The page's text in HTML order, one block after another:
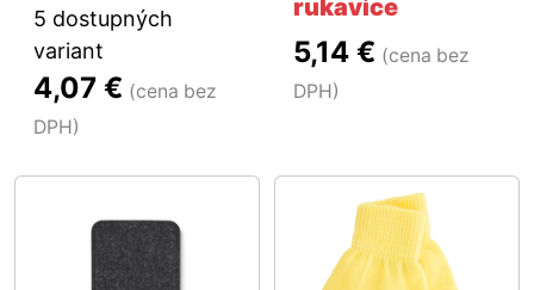
5 dostupných
variant
4,07 € (cena bez
DPH)
rukavice
5,14 € (cena bez
DPH)